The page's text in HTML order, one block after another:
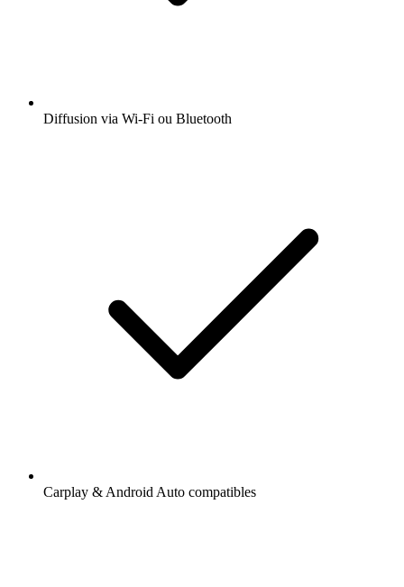
Diffusion via Wi-Fi ou Bluetooth
Carplay & Android Auto compatibles